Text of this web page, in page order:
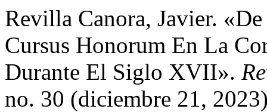
Revilla Canora, Javier.
Cursus Honorum En La
Durante El Siglo XVII».
no. 30 (diciembre 21,